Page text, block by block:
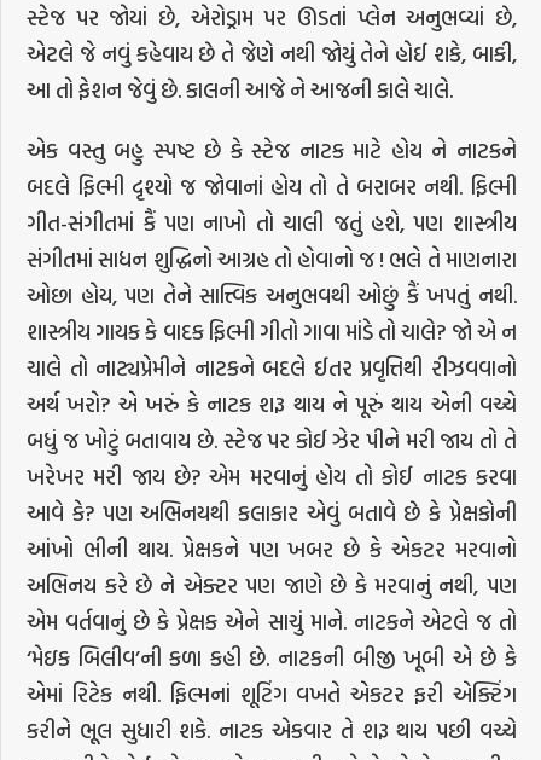
સ્ટેજ પર જોયાં છે, એરોડ્રામ પર ઊડતાં પ્લેન અનુભવ્યાં છે,
એટલે જે નવું કહેવાય છે તે જેણે નથી જોયું તેને હોઈ શકે, બાકી,
આ તો ફેશન જેવું છે. કાલની આજે ને આજની કાલે ચાલે.
એક વસ્તુ બહુ સ્પષ્ટ છે કે સ્ટેજ નાટક માટે હોય ને નાટકને
બદલે ફિલ્મી દૃશ્યો જ જોવાનાં હોય તો તે બરાબર નથી. ફિલ્મી
ગીત-સંગીતમાં કૈં પણ નાખો તો ચાલી જતું હશે, પણ શાસ્ત્રીય
સંગીતમાં સાધન શુદ્ધિનો આગ્રહ તો હોવાનો જ ! ભલે તે માણનારા
ઓછા હોય, પણ તેને સાત્ત્વિક અનુભવથી ઓછું કૈં ખપતું નથી.
શાસ્ત્રીય ગાયક કે વાદક ફિલ્મી ગીતો ગાવા માંડે તો ચાલે? જો એ ન
ચાલે તો નાટ્યપ્રેમીને નાટકને બદલે ઈતર પ્રવૃત્તિથી રીઝવવાનો
અર્થ ખરો? એ ખરું કે નાટક શરૂ થાય ને પૂરું થાય એની વચ્ચે
બધું જ ખોટું બતાવાય છે. સ્ટેજ પર કોઈ ઝેર પીને મરી જાય તો તે
ખરેખર મરી જાય છે? એમ મરવાનું હોય તો કોઈ નાટક કરવા
આવે કે? પણ અભિનયથી કલાકાર એવું બતાવે છે કે પ્રેક્ષકોની
આંખો ભીની થાય. પ્રેક્ષકને પણ ખબર છે કે એકટર મરવાનો
અભિનય કરે છે ને એક્ટર પણ જાણે છે કે મરવાનું નથી, પણ
એમ વર્તવાનું છે કે પ્રેક્ષક એને સાચું માને. નાટકને એટલે જ તો
‘મેઇક બિલીવ’ની કળા કહી છે. નાટકની બીજી ખૂબી એ છે કે
એમાં રિટેક નથી. ફિલ્મનાં શૂટિંગ વખતે એકટર ફરી એક્ટિંગ
કરીને ભૂલ સુધારી શકે. નાટક એકવાર તે શરૂ થાય પછી વચ્ચે